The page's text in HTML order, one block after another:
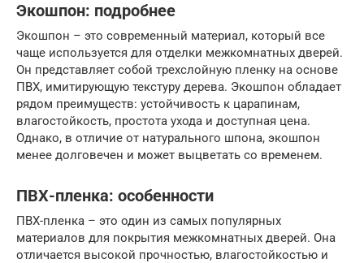
Экошпон: подробнее
Экошпон – это современный материал, который все
чаще используется для отделки межкомнатных дверей.
Он представляет собой трехслойную пленку на основе
ПВХ, имитирующую текстуру дерева. Экошпон обладает
рядом преимуществ: устойчивость к царапинам,
влагостойкость, простота ухода и доступная цена.
Однако, в отличие от натурального шпона, экошпон
менее долговечен и может выцветать со временем.
ПВХ-пленка: особенности
ПВХ-пленка – это один из самых популярных
материалов для покрытия межкомнатных дверей. Она
отличается высокой прочностью, влагостойкостью и